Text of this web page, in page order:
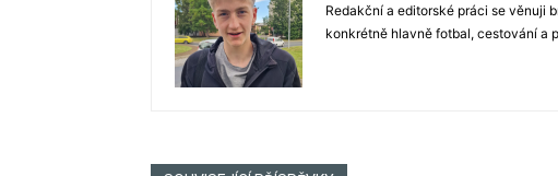
Redakční a editorské práci se věnuji
konkrétně hlavně fotbal, cestování a